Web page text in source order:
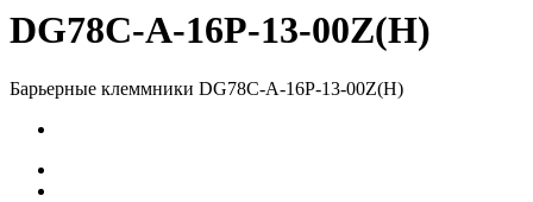
DG78C-A-16P-13-00Z(H)
Барьерные клеммники DG78C-A-16P-13-00Z(H)